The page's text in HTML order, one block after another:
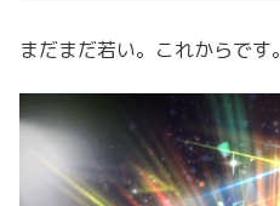
まだまだ若い。これからです。